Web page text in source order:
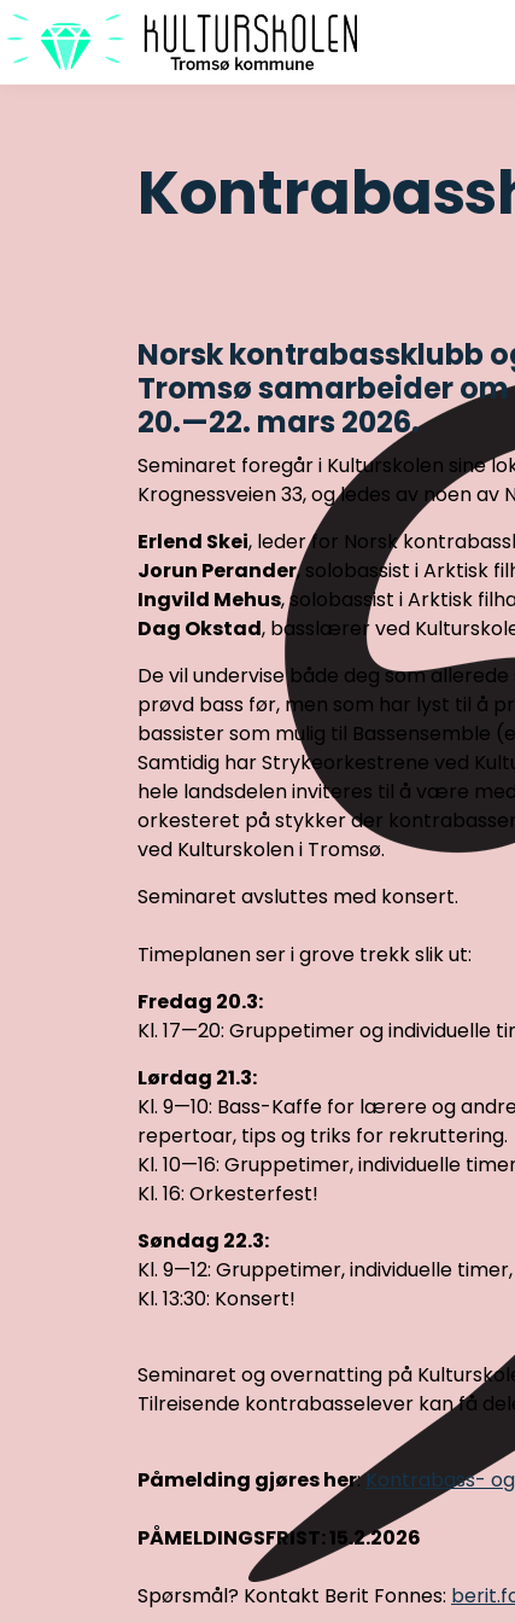
Norsk kontrabassklubb
Tromsø samarbeider
20.—22. mars 2026.
Seminaret foregår i Kulturskolen sine
Krognessveien 33, og ledes av noen av
Erlend Skei, leder for Norsk
Jorun Perander, solobassist i Arktisk
Ingvild Mehus, solobassist i Arktisk
Dag Okstad, basslærer ved
De vil undervise både deg som
prøvd bass før, men som har lyst til å
bassister som mulig til Bassensemble
Samtidig har Strykeorkestrene ved
hele landsdelen inviteres til å være
orkesteret på stykker der
ved Kulturskolen i Tromsø.
Seminaret avsluttes med konsert.
Timeplanen ser i grove trekk slik ut:
Fredag 20.3:
Kl. 17—20: Gruppetimer og individuelle
Lørdag 21.3:
Kl. 9—10: Bass-Kaffe for lærere og
repertoar, tips og triks for rekruttering.
Kl. 10—16: Gruppetimer, individuelle
Kl. 16: Orkesterfest!
Søndag 22.3:
Kl. 9—12: Gruppetimer, individuelle
Kl. 13:30: Konsert!
Seminaret og overnatting på
Tilreisende kontrabasselever kan få
Påmelding gjøres her:Kontrabass-
PÅMELDINGSFRIST: 15.2.2026
Spørsmål? Kontakt Berit Fonnes: